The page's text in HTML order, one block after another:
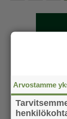
Arvostamme